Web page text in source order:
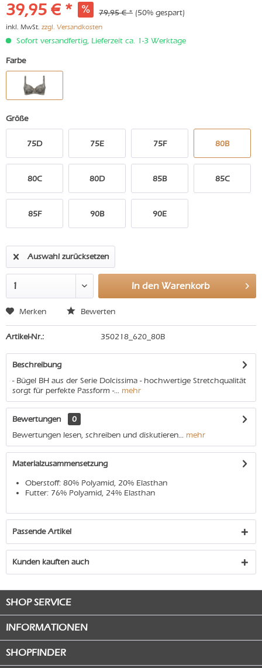
39,95 € * 79,95 € * (50% gespart)
inkl. MwSt. zzgl. Versandkosten
Sofort versandfertig, Lieferzeit ca. 1-3 Werktage
Farbe
Größe
75D 75E 75F 80B
80C 80D 85B 85C
85F 90B 90E
Auswahl zurücksetzen
In den Warenkorb
Merken Bewerten
Artikel-Nr.: 350218_620_80B
Beschreibung
- Bügel BH aus der Serie Dolcissima - hochwertige Stretchqualität
sorgt für perfekte Passform -... mehr
Bewertungen
0
Bewertungen lesen, schreiben und diskutieren... mehr
Materialzusammensetzung
Oberstoff: 80% Polyamid, 20% Elasthan
Futter: 76% Polyamid, 24% Elasthan
Passende Artikel
Kunden kauften auch
SHOP SERVICE
INFORMATIONEN
SHOPFINDER